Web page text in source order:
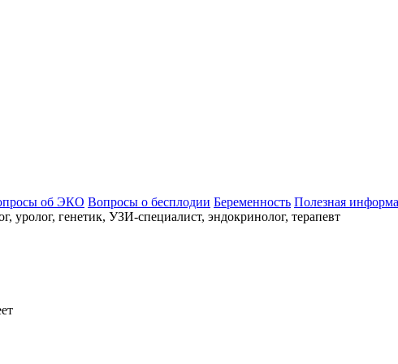
об ЭКО Вопросы о бесплодии Беременность Полезная
генетик, УЗИ-специалист, эндокринолог, терапевт